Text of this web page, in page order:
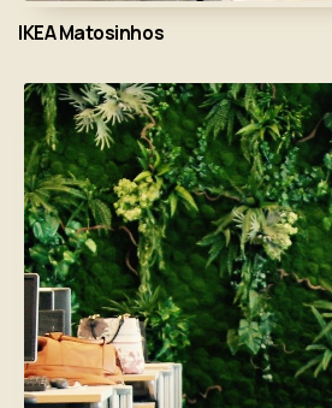
IKEA Matosinhos